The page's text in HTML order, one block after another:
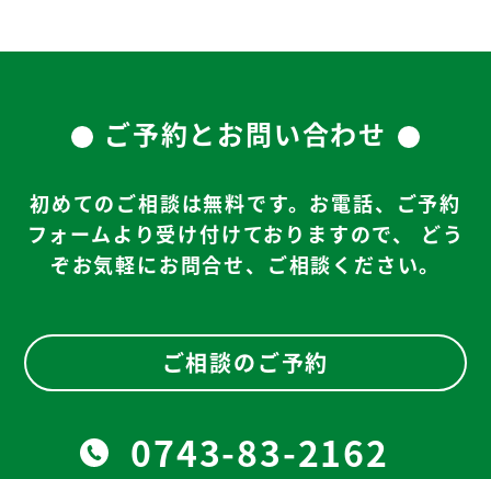
ご予約とお問い合わせ
初めてのご相談は無料です。お電話、ご予約
フォームより受け付けておりますので、
どう
ぞお気軽にお問合せ、ご相談ください。
ご相談のご予約
0743-83-2162